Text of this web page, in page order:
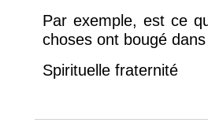
Par exemple, est ce
choses ont bougé
Spirituelle fraternité